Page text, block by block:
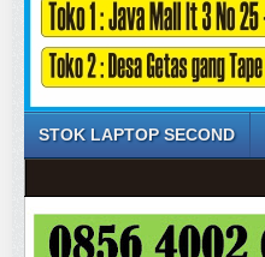
STOK LAPTOP SECOND